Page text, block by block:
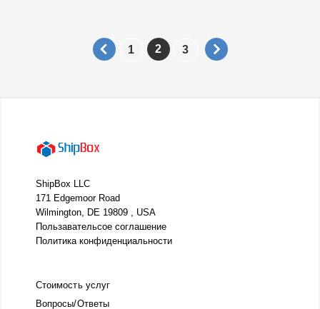
1 2 3
ShipBox LLC
171 Edgemoor Road
Wilmington, DE 19809 , USA
Пользавательсое соглашение
Политика конфиденциальности
Стоимость услуг
Вопросы/Ответы